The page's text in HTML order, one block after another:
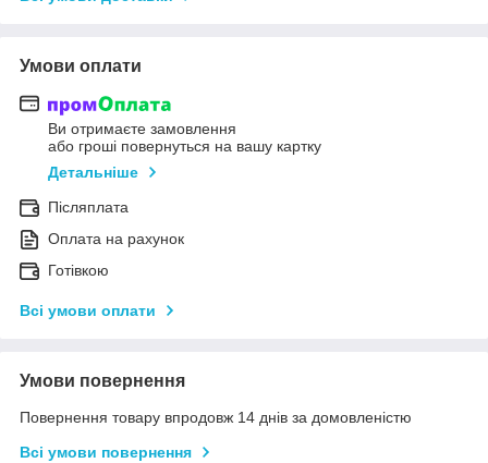
Умови оплати
Ви отримаєте замовлення
або гроші повернуться на вашу картку
Детальніше
Післяплата
Оплата на рахунок
Готівкою
Всі умови оплати
Умови повернення
Повернення товару впродовж 14 днів за домовленістю
Всі умови повернення